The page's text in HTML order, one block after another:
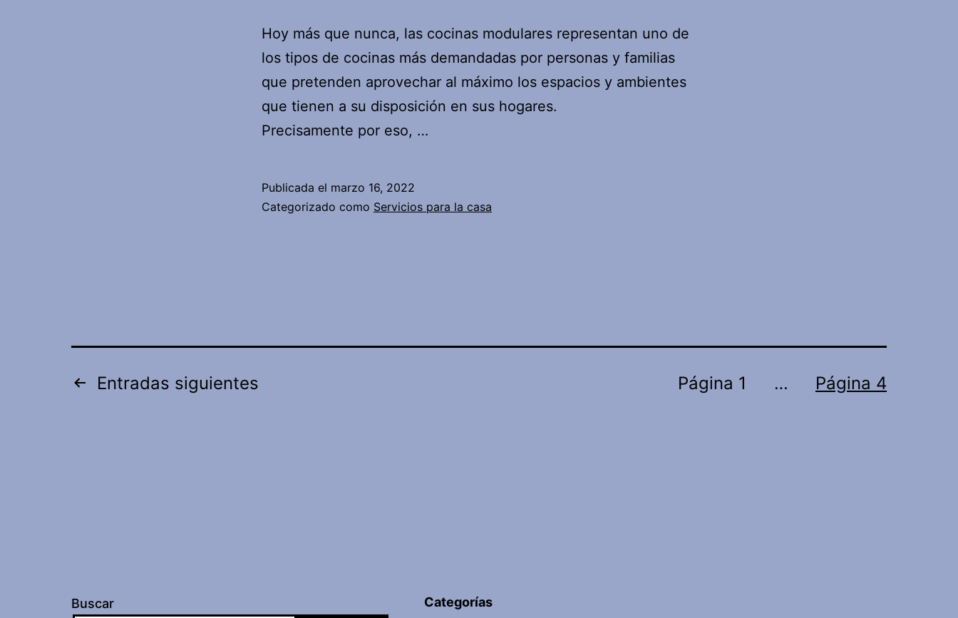
Hoy más que nunca, las cocinas modulares representan uno de
los tipos de cocinas más demandadas por personas y familias
que pretenden aprovechar al máximo los espacios y ambientes
que tienen a su disposición en sus hogares.
Precisamente por eso, …
Publicada el marzo 16, 2022
Categorizado como Servicios para la casa
Paginación
Entradas siguientes Página 1 … Página 4
Buscar Categorías